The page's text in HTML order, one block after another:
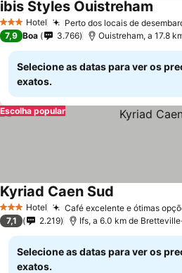
3 EstrelasHotel Perto dos locais de
ibis Styles Ouistreham
7,9 Boa 3.766 Ouistreham, a 17.8
Selecione as datas para ver os
exatos.
Escolha popular
3 EstrelasHotel Café excelente e ótimas
Kyriad Caen Sud
7,1 2.219 Ifs, a 6.0 km de
Selecione as datas para ver os
exatos.